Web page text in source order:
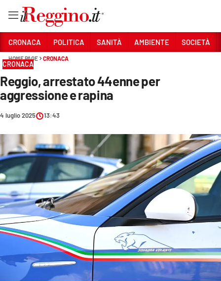
Sezioni
CRONACA
POLITICA
AMBIENTE
SOCIETÀ
CULTURA
ECONOMIA E LAVORO
EVENTI
SPORT
CRONACA POLITICA SANITÀ AMBIENTE SOCIETÀ
HOME PAGE CRONACA
CRONACA
Reggio, arrestato 44enne per
aggressione e rapina
4 luglio 2025 13:43